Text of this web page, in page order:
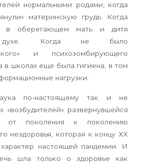
нормальными родами, когда
материнскую грудь. Когда
в оберегающем мать и дитя
духе. Когда не было
и психозомбирующего
в школах еще была гигиена, в том
нагрузки.
по-настоящему так и не
«возбудителей» развернувшейся
от поколения к поколению
нездоровья, которая к концу ХХ
настоящей пандемии. И
шла только о здоровье как